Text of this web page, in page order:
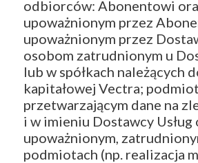
odbiorców: Abonentowi
upoważnionym przez
upoważnionym przez
osobom zatrudnionym u
lub w spółkach należących
kapitałowej Vectra;
przetwarzającym dane na
i w imieniu Dostawcy Usług
upoważnionym,
podmiotach (np. realizacja